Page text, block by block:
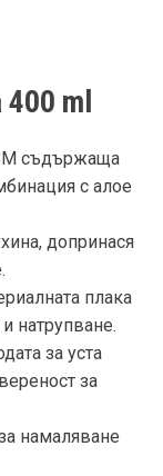
400 ml
съдържаща
с алое
допринася
плака
натрупване.
за уста
за
намаляване